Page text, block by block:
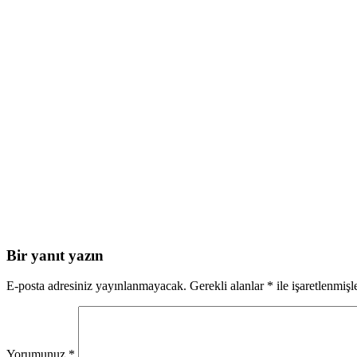
Bir yanıt yazın
E-posta adresiniz yayınlanmayacak. Gerekli alanlar * ile